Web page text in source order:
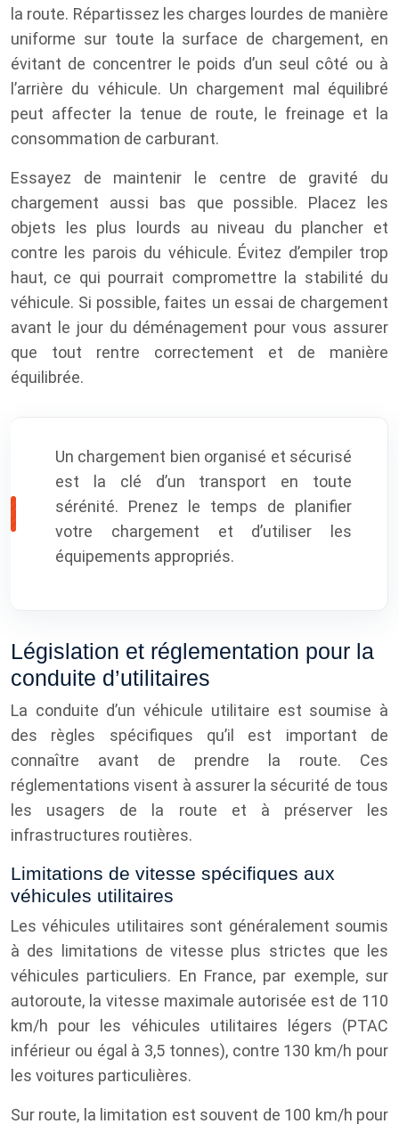
la route. Répartissez les charges lourdes de manière
uniforme sur toute la surface de chargement, en
évitant de concentrer le poids d’un seul côté ou à
l’arrière du véhicule. Un chargement mal équilibré
peut affecter la tenue de route, le freinage et la
consommation de carburant.
Essayez de maintenir le centre de gravité du
chargement aussi bas que possible. Placez les
objets les plus lourds au niveau du plancher et
contre les parois du véhicule. Évitez d’empiler trop
haut, ce qui pourrait compromettre la stabilité du
véhicule. Si possible, faites un essai de chargement
avant le jour du déménagement pour vous assurer
que tout rentre correctement et de manière
équilibrée.
Un chargement bien organisé et sécurisé
est la clé d’un transport en toute
sérénité. Prenez le temps de planifier
votre chargement et d’utiliser les
équipements appropriés.
Législation et réglementation pour la
conduite d’utilitaires
La conduite d’un véhicule utilitaire est soumise à
des règles spécifiques qu’il est important de
connaître avant de prendre la route. Ces
réglementations visent à assurer la sécurité de tous
les usagers de la route et à préserver les
infrastructures routières.
Limitations de vitesse spécifiques aux
véhicules utilitaires
Les véhicules utilitaires sont généralement soumis
à des limitations de vitesse plus strictes que les
véhicules particuliers. En France, par exemple, sur
autoroute, la vitesse maximale autorisée est de 110
km/h pour les véhicules utilitaires légers (PTAC
inférieur ou égal à 3,5 tonnes), contre 130 km/h pour
les voitures particulières.
Sur route, la limitation est souvent de 100 km/h pour